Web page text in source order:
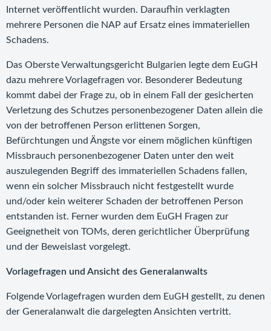
Internet veröffentlicht wurden. Daraufhin verklagten
mehrere Personen die NAP auf Ersatz eines immateriellen
Schadens.
Das Oberste Verwaltungsgericht Bulgarien legte dem EuGH
dazu mehrere Vorlagefragen vor. Besonderer Bedeutung
kommt dabei der Frage zu, ob in einem Fall der gesicherten
Verletzung des Schutzes personenbezogener Daten allein die
von der betroffenen Person erlittenen Sorgen,
Befürchtungen und Ängste vor einem möglichen künftigen
Missbrauch personenbezogener Daten unter den weit
auszulegenden Begriff des immateriellen Schadens fallen,
wenn ein solcher Missbrauch nicht festgestellt wurde
und/oder kein weiterer Schaden der betroffenen Person
entstanden ist. Ferner wurden dem EuGH Fragen zur
Geeignetheit von TOMs, deren gerichtlicher Überprüfung
und der Beweislast vorgelegt.
Vorlagefragen und Ansicht des Generalanwalts
Folgende Vorlagefragen wurden dem EuGH gestellt, zu denen
der Generalanwalt die dargelegten Ansichten vertritt.